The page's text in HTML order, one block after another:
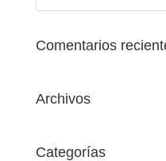
Comentarios
Archivos
Categorías